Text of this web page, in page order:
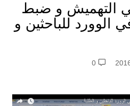
التهميش و ضبط
الوورد للباحثين و
0